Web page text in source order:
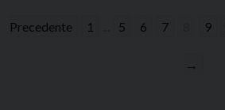
Precedente 1 5 6 7 9
→